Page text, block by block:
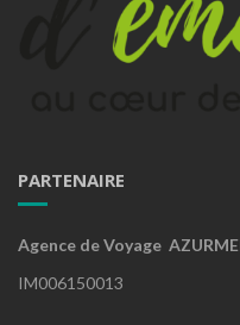
PARTENAIRE
Agence de Voyage
IM006150013